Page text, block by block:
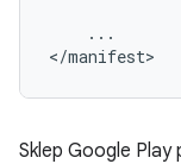
...
</manifest>
Sklep Google